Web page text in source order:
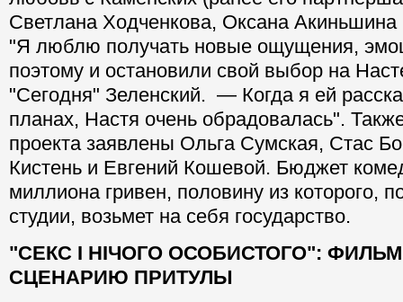
Светлана Ходченкова, Оксана
"Я люблю получать новые ощущения,
поэтому и остановили свой выбор на
"Сегодня" Зеленский. — Когда я ей
планах, Настя очень обрадовалась".
проекта заявлены Ольга Сумская, Стас
Кистень и Евгений Кошевой. Бюджет
миллиона гривен, половину из которого,
студии, возьмет на себя государство.
"СЕКС І НІЧОГО ОСОБИСТОГО":
СЦЕНАРИЮ ПРИТУЛЫ